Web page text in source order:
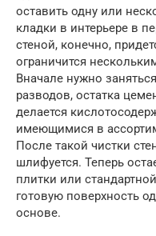
оставить одну или
кладки в интерьере в
стеной, конечно,
ограничится
Вначале нужно
разводов, остатка
делается
имеющимися в
После такой чистки
шлифуется. Теперь
плитки или
готовую поверхность
основе.